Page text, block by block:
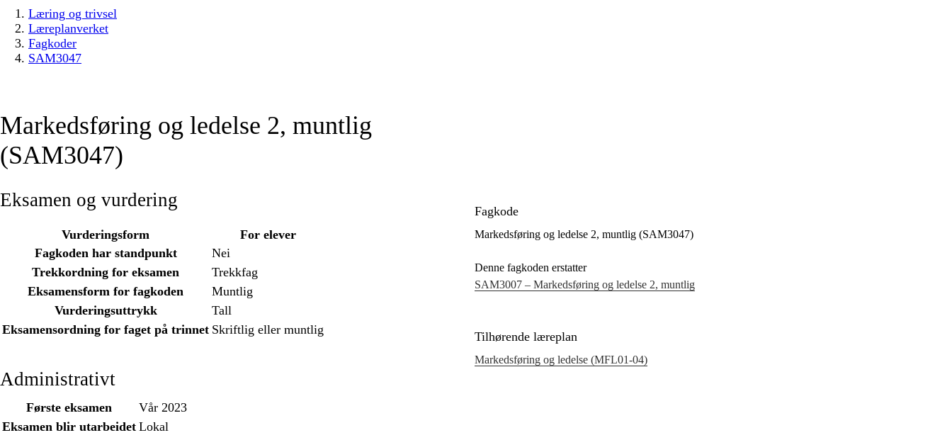
Læring og trivsel
Læreplanverket
Fagkoder
SAM3047
Markedsføring og ledelse 2, muntlig
(SAM3047)
Eksamen og vurdering
Vurderingsform
For elever
Fagkoden har standpunkt
Nei
Trekkordning for eksamen
Trekkfag
Eksamensform for fagkoden
Muntlig
Vurderingsuttrykk
Tall
Eksamensordning for faget på trinnet Skriftlig eller muntlig
Administrativt
Første eksamen
Vår 2023
Eksamen blir utarbeidet Lokal
Fagkode
Markedsføring og ledelse 2, muntlig (SAM3047)
Denne fagkoden erstatter
SAM3007 – Markedsføring og ledelse 2, muntlig
Tilhørende læreplan
Markedsføring og ledelse (MFL01‑04)